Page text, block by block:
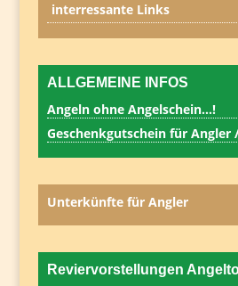
interressante Links
ALLGEMEINE INFOS
Angeln ohne Angelschein…!
Geschenkgutschein für
Unterkünfte für Angler
Reviervorstellungen